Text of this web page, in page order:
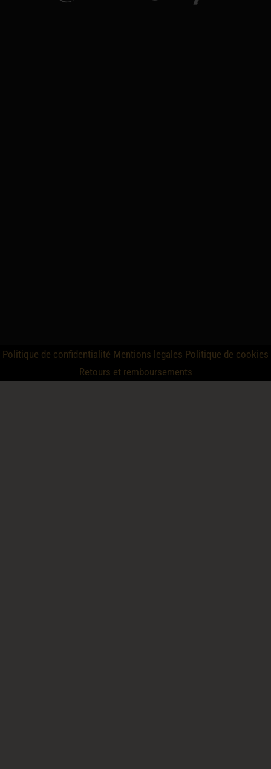
Politique de confidentialité Mentions legales Politique de cookies
Retours et remboursements